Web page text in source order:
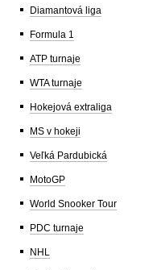
Diamantová liga
Formula 1
ATP turnaje
WTA turnaje
Hokejová extraliga
MS v hokeji
Veľká Pardubická
MotoGP
World Snooker Tour
PDC turnaje
NHL